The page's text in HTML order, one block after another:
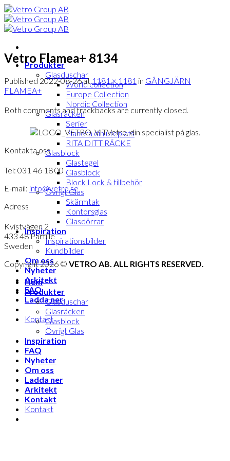
Skip
to
content
Produkter
Glasduschar
World collection
Europe Collection
Nordic Collection
Glasräcken
Serier
Planera din uteplats
RITA DITT RÄCKE
Glasblock
Glastegel
Glasblock
Block Lock & tillbehör
Övrigt Glas
Skärmtak
Kontorsglas
Glasdörrar
Inspiration
Inspirationsbilder
Kundbilder
Om oss
Nyheter
Arkitekt
FAQ
Ladda ner
Kontakt
Vetro Flamea+ 8134
Published2022-08-26at 1181 × 1181 in GÅNGJÄRN
FLAMEA+
Both comments and trackbacks are currently closed.
Vetro, din specialist på glas.
Kontakta oss
Tel: 031 46 18 00
E-mail: info@vetro.se
Adress
Kvistvägen 2
433 48 Partille
Sweden
Copyright 2026 © VETRO AB. ALL RIGHTS RESERVED.
Hem
Produkter
Glasduschar
Glasräcken
Glasblock
Övrigt Glas
Inspiration
FAQ
Nyheter
Om oss
Ladda ner
Arkitekt
Kontakt
Kontakt